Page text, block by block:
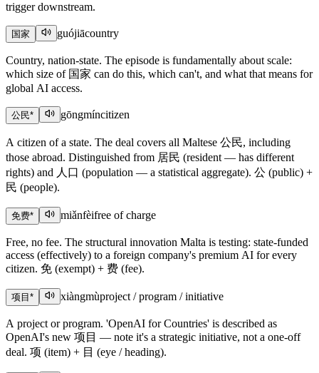
trigger downstream.
国家 guójiācountry
Country, nation-state. The episode is fundamentally about scale:
which size of 国家 can do this, which can't, and what that means for
global AI access.
公民* gōngmíncitizen
A citizen of a state. The deal covers all Maltese 公民, including
those abroad. Distinguished from 居民 (resident — has different
rights) and 人口 (population — a statistical aggregate). 公 (public) +
民 (people).
免费* miǎnfèifree of charge
Free, no fee. The structural innovation Malta is testing: state-funded
access (effectively) to a foreign company's premium AI for every
citizen. 免 (exempt) + 费 (fee).
项目 * xiàngmùproject / program / initiative
A project or program. 'OpenAI for Countries' is described as
OpenAI's new 项目 — note it's a strategic initiative, not a one-off
deal. 项 (item) + 目 (eye / heading).